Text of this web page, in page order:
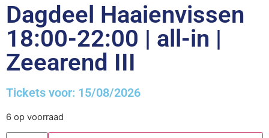
Dagdeel Haaienvissen
18:00-22:00 | all-in |
Zeearend III
Tickets voor: 15/08/2026
6 op voorraad